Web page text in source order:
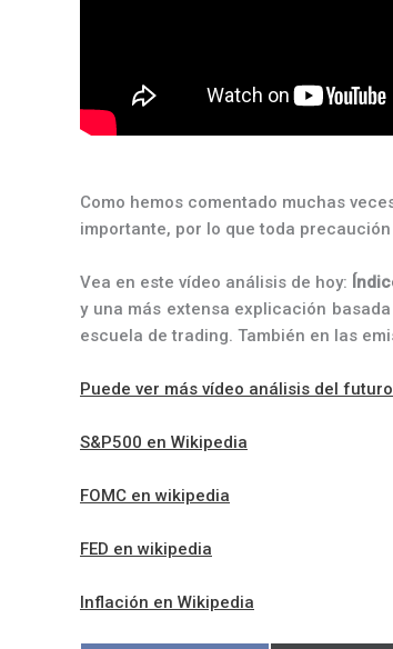
Como hemos comentado muchas
importante, por lo que toda
Vea en este vídeo análisis de hoy:
y una más extensa explicación
escuela de trading. También en las
Puede ver más vídeo análisis del
S&P500 en Wikipedia
FOMC en wikipedia
FED en wikipedia
Inflación en Wikipedia